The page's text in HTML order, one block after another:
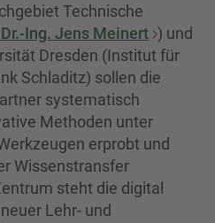
Technische
Ing. Jens Meinert ) und
Dresden (Institut für
Schladitz) sollen die
systematisch
Methoden unter
erprobt und
Wissenstransfer
steht die digital
Lehr- und